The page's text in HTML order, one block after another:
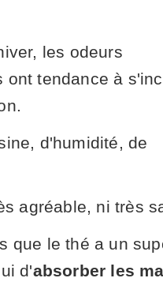
les odeurs
ont tendance à
d'humidité, de
agréable, ni très
que le thé a un
d'absorber les